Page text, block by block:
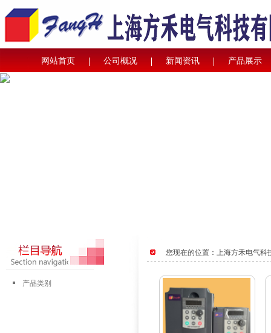
网站首页 公司概况 新闻资讯 产品展示
您现在的位置： 上海方禾电气科
产品类别